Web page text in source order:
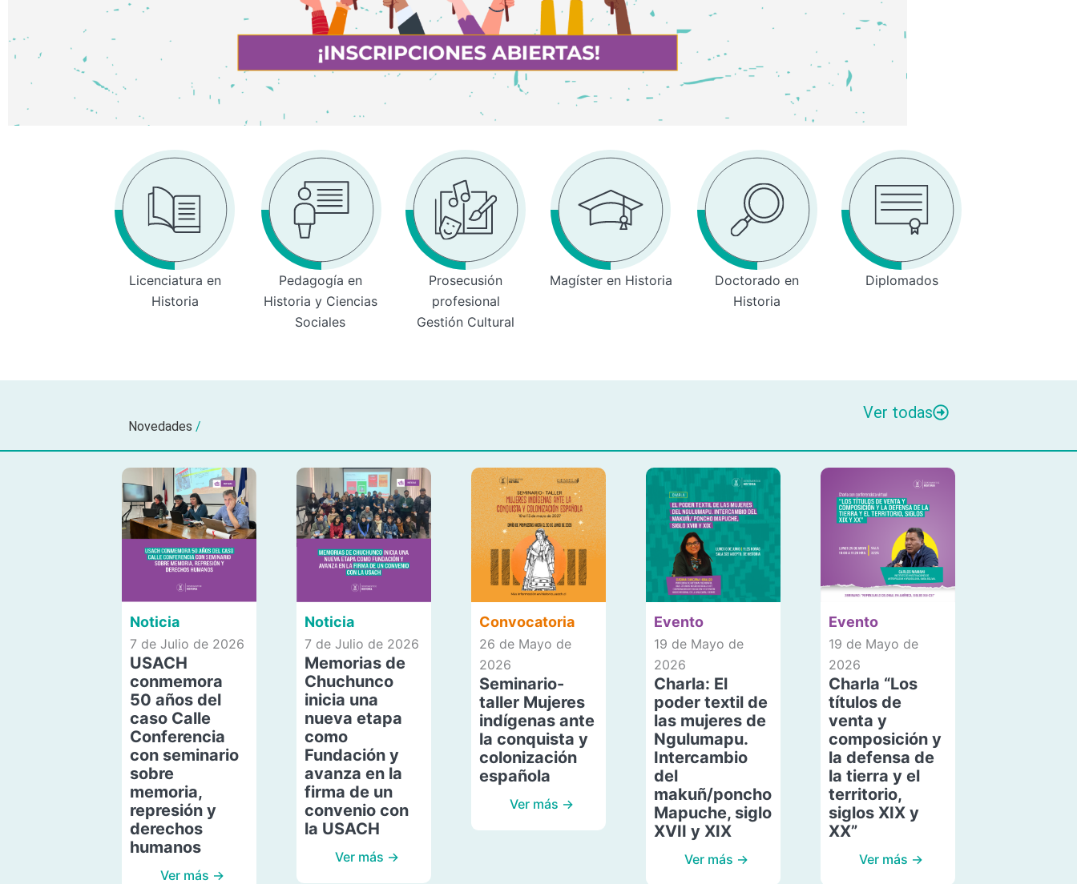
Licenciatura en
Historia
Pedagogía en
Historia y Ciencias
Sociales
Prosecusión
profesional
Gestión Cultural
Magíster en Historia
Doctorado en
Historia
Diplomados
Novedades /
Ver todas
Noticia
7 de Julio de 2026
USACH
conmemora
50 años del
caso Calle
Conferencia
con seminario
sobre
memoria,
represión y
derechos
humanos
Ver más →
Noticia
7 de Julio de 2026
Memorias de
Chuchunco
inicia una
nueva etapa
como
Fundación y
avanza en la
firma de un
convenio con
la USACH
Ver más →
Convocatoria
26 de Mayo de
2026
Seminario-
taller Mujeres
indígenas ante
la conquista y
colonización
española
Ver más →
Evento
19 de Mayo de
2026
Charla: El
poder textil de
las mujeres de
Ngulumapu.
Intercambio
del
makuñ/poncho
Mapuche, siglo
XVII y XIX
Ver más →
Evento
19 de Mayo de
2026
Charla “Los
títulos de
venta y
composición y
la defensa de
la tierra y el
territorio,
siglos XIX y
XX”
Ver más →